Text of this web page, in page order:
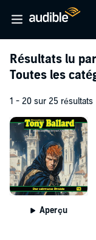
Résultats lu par
Toutes les
1 - 20 sur 25 résultats
Aperçu